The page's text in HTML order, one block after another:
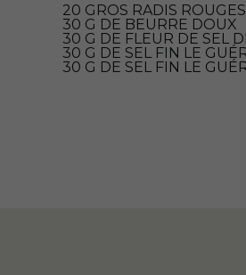
20 GROS RADIS ROUGES
30 G DE BEURRE DOUX
30 G DE FLEUR DE SEL
30 G DE SEL FIN LE
30 G DE SEL FIN LE